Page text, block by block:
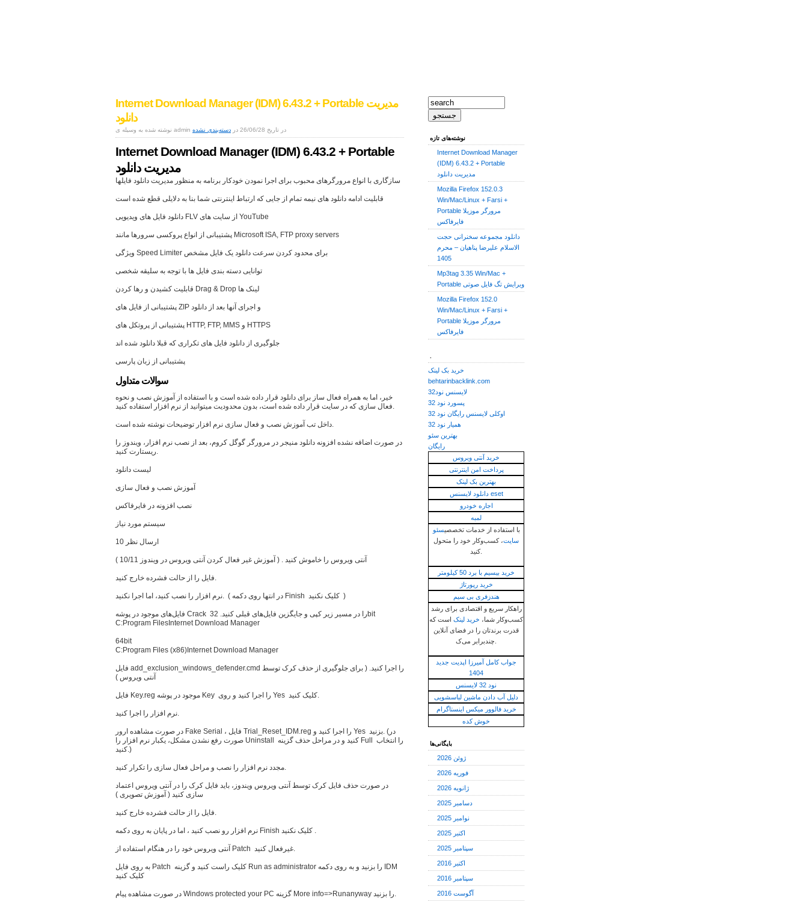
Internet Download Manager (IDM) 6.43.2 + Portable مدیریت
دانلود
نوشته شده به وسیله ی admin در تاریخ 26/06/28 در دسته‌بندی نشده
Internet Download Manager (IDM) 6.43.2 + Portable
مدیریت دانلود
سازگاری با انواع مرورگرهای محبوب برای اجرا نمودن خودکار برنامه به منظور مدیریت دانلود فایلها
قابلیت ادامه دانلود های نیمه تمام از جایی که ارتباط اینترنتی شما بنا به دلایلی قطع شده است
دانلود فایل های ویدیویی FLV از سایت های YouTube
پشتیبانی از انواع پروکسی سرورها مانند Microsoft ISA, FTP proxy servers
ویژگی Speed Limiter برای محدود کردن سرعت دانلود یک فایل مشخص
توانایی دسته بندی فایل ها با توجه به سلیقه شخصی
قابلیت کشیدن و رها کردن Drag & Drop لینک ها
پشتیبانی از فایل های ZIP و اجرای آنها بعد از دانلود
پشتیبانی از پروتکل های HTTP, FTP, MMS و HTTPS
جلوگیری از دانلود فایل های تکراری که قبلا دانلود شده اند
پشتیبانی از زبان پارسی
سوالات متداول
خیر، اما به همراه فعال ساز برای دانلود قرار داده شده است و با استفاده از آموزش نصب و نحوه
فعال سازی که در سایت قرار داده شده است، بدون محدودیت میتوانید از نرم افزار استفاده کنید.
داخل تب آموزش نصب و فعال سازی نرم افزار توضیحات نوشته شده است.
در صورت اضافه نشده افزونه دانلود منیجر در مرورگر گوگل کروم، بعد از نصب نرم افزار، ویندوز را
ریستارت کنید.
لیست دانلود
آموزش نصب و فعال سازی
نصب افزونه در فایرفاکس
سیستم مورد نیاز
ارسال نظر 10
آنتی ویروس را خاموش کنید . ( آموزش غیر فعال کردن آنتی ویروس در ویندوز 10/11 )
فایل را از حالت فشرده خارج کنید.
نرم افزار را نصب کنید، اما اجرا نکنید. ( در انتها روی دکمه Finish کلیک نکنید )
فایل‌های موجود در پوشه Crack را در مسیر زیر کپی و جایگزین فایل‌های قبلی کنید. 32bit
C:Program FilesInternet Download Manager
64bit
C:Program Files (x86)Internet Download Manager
فایل add_exclusion_windows_defender.cmd را اجرا کنید. ( برای جلوگیری از حذف کرک توسط
آنتی ویروس )
فایل Key.reg موجود در پوشه Key را اجرا کنید و روی Yes کلیک کنید.
نرم افزار را اجرا کنید.
در صورت مشاهده ارور Fake Serial ، فایل Trial_Reset_IDM.reg را اجرا کنید و Yes بزنید. (در
صورت رفع نشدن مشکل، یکبار نرم افزار را Uninstall کنید و در مراحل حذف گزینه Full را انتخاب
کنید.)
مجدد نرم افزار را نصب و مراحل فعال سازی را تکرار کنید.
در صورت حذف فایل کرک توسط آنتی ویروس ویندوز، باید فایل کرک را در آنتی ویروس اعتماد
سازی کنید ( آموزش تصویری )
فایل را از حالت فشرده خارج کنید.
نرم افزار رو نصب کنید ، اما در پایان به روی دکمه Finish کلیک نکنید .
آنتی ویروس خود را در هنگام استفاده از Patch غیرفعال کنید.
به روی فایل Patch کلیک راست کنید و گزینه Run as administrator را بزنید و به روی دکمه IDM
کلیک کنید
در صورت مشاهده پیام Windows protected your PC گزینه More info=>Runanyway را بزنید.
نوشته‌های تازه
Internet Download Manager
(IDM) 6.43.2 + Portable
مدیریت دانلود
Mozilla Firefox 152.0.3
Win/Mac/Linux + Farsi +
Portable مرورگر موزیلا
فایرفاکس
دانلود مجموعه سخنرانی حجت
الاسلام علیرضا پناهیان – محرم
1405
Mp3tag 3.35 Win/Mac +
Portable ویرایش تگ فایل صوتی
Mozilla Firefox 152.0
Win/Mac/Linux + Farsi +
Portable مرورگر موزیلا
فایرفاکس
خرید بک لینک
behtarinbacklink.com
لایسنس نود32
پسورد نود 32
اوکلی لایسنس رایگان نود 32
همیار نود 32
بهترین سئو
رایگان
خرید آنتی ویروس
پرداخت امن اینترنتی
بهترین بک لینک
دانلود لایسنس eset
اجاره خودرو
لمبه
با استفاده از خدمات تخصصیسئو
سایت، کسب‌وکار خود را متحول
کنید.
خرید بیسیم با برد 50 کیلومتر
خرید رپورتاژ
هندزفری بی سیم
راهکار سریع و اقتصادی برای رشد
کسب‌وکار شما، خرید لینک است که
قدرت برندتان را در فضای آنلاین
جواب کامل آمیرزا اپدیت جدید
1404
نود 32 لایسنس
دلیل آب دادن ماشین لباسشویی
خرید فالوور میکس اینستاگرام
خوش کده
بایگانی‌ها
ژوئن 2026
فوریه 2026
ژانویه 2026
دسامبر 2025
نوامبر 2025
اکتبر 2025
سپتامبر 2025
اکتبر 2016
سپتامبر 2016
آگوست 2016